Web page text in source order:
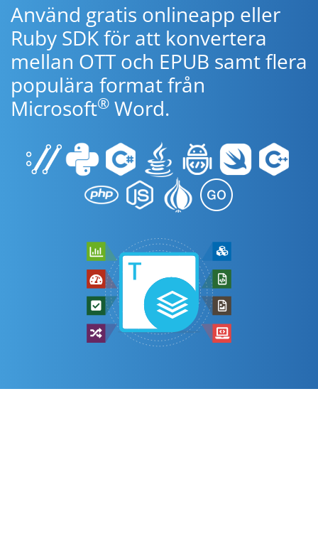
Använd gratis onlineapp eller
Ruby SDK för att konvertera
mellan OTT och EPUB samt flera
populära format från
Microsoft® Word.